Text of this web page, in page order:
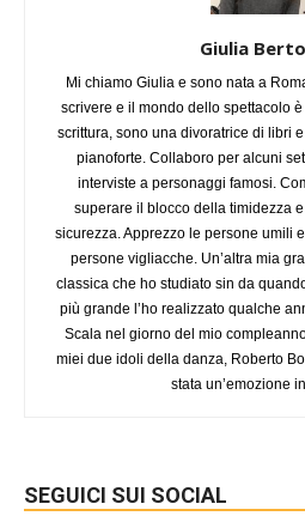
Giulia
Mi chiamo Giulia e sono nata a
scrivere e il mondo dello spettacolo
scrittura, sono una divoratrice di libri
pianoforte. Collaboro per alcuni
interviste a personaggi famosi.
superare il blocco della timidezza
sicurezza. Apprezzo le persone umili
persone vigliacche. Un’altra mia
classica che ho studiato sin da
più grande l’ho realizzato qualche
Scala nel giorno del mio
miei due idoli della danza, Roberto
stata un’emozione
SEGUICI SUI SOCIAL